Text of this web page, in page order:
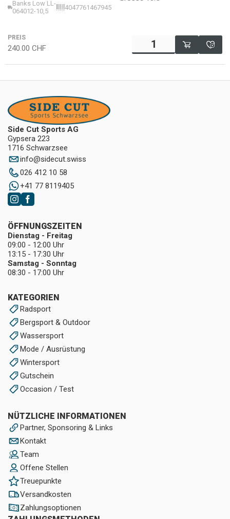
Banks Low LL-
064012-10,5
4047761467945
PREIS
240.00 CHF
Side Cut Sports AG
Gypsera 223
1716 Schwarzsee
info@sidecut.swiss
026 412 10 58
+41 77 8119405
KATEGORIEN
Radsport
Bergsport & Outdoor
Wassersport
Mode / Ausrüstung
Wintersport
Gutschein
Occasion / Test
NÜTZLICHE INFORMATIONEN
Partner, Sponsoring & Links
Kontakt
Team
Offene Stellen
Treuepunkte
Versandkosten
Zahlungsoptionen
ÖFFNUNGSZEITEN
Dienstag - Freitag
09:00 - 12:00 Uhr
13:15 - 17:30 Uhr
Samstag - Sonntag
08:30 - 17:00 Uhr